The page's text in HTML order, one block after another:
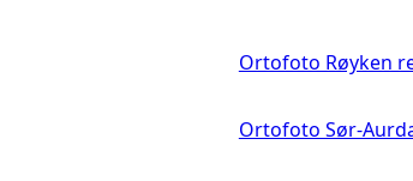
Ortofoto Røyken
Ortofoto Sør-